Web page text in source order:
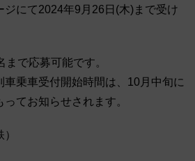
ジにて2024年9月26日(木)まで受け
で応募可能です。
乗車受付開始時間は、10月中旬に
てお知らせされます。